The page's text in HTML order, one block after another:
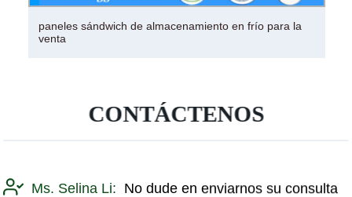
paneles sándwich de almacenamiento en frío para la
venta
CONTÁCTENOS
Ms. Selina Li: No dude en enviarnos su consulta